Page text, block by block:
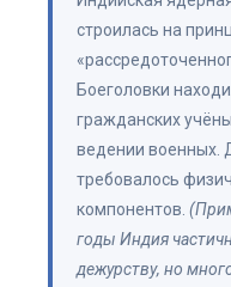
строилась на
Боеголовки
гражданских
ведении военных.
требовалось
компонентов.
годы Индия
дежурству, но